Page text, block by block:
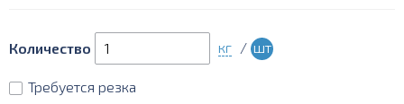
Количество кг / шт
Требуется резка